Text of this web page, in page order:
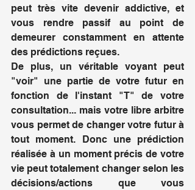
peut très vite devenir addictive, et
vous rendre passif au point de
demeurer constamment en attente
des prédictions reçues.
De plus, un véritable voyant peut
"voir" une partie de votre futur en
fonction de l'instant "T" de votre
consultation... mais votre libre arbitre
vous permet de changer votre futur à
tout moment. Donc une prédiction
réalisée à un moment précis de votre
vie peut totalement changer selon les
décisions/actions que vous